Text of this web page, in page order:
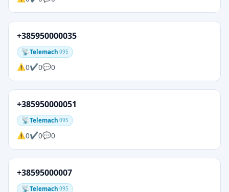
+385950000035
Telemach 095
0 0 0
+385950000051
Telemach 095
0 0 0
+38595000007
Telemach 095